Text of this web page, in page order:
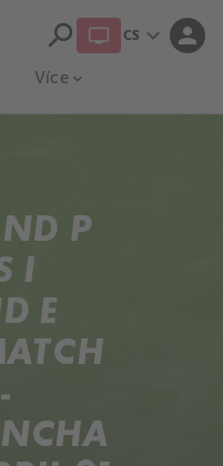
Více expand_more
search CS expand_more person
P
I
E